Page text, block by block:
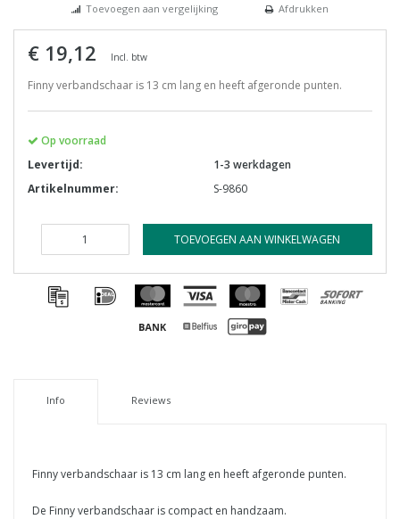
Toevoegen aan vergelijking
Afdrukken
€ 19,12 Incl. btw
Finny verbandschaar is 13 cm lang en heeft afgeronde punten.
Op voorraad
Levertijd:
1-3 werkdagen
Artikelnummer:
S-9860
TOEVOEGEN AAN WINKELWAGEN
Info Reviews
Finny verbandschaar is 13 cm lang en heeft afgeronde punten.
De Finny verbandschaar is compact en handzaam.